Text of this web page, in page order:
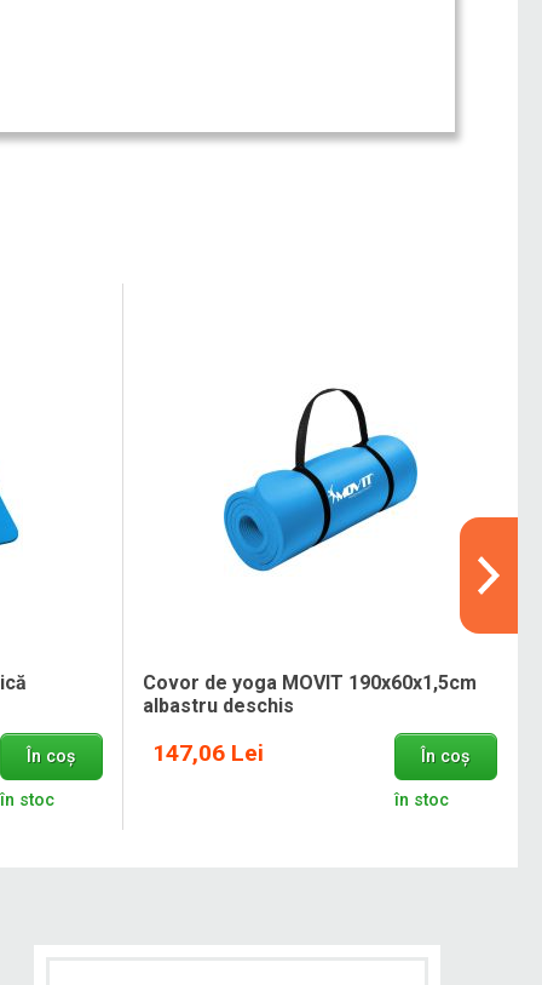
În coș
în stoc
Covor de yoga MOVIT 190x60x1,5cm
albastru deschis
147,06 Lei În coș
în stoc